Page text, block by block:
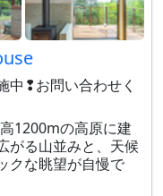
中❢お問い合わせく
1200mの高原に建
がる山並みと、天候
クな眺望が自慢で